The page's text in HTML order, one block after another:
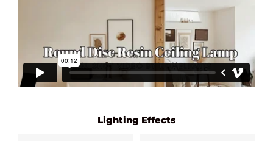
Lighting Effects